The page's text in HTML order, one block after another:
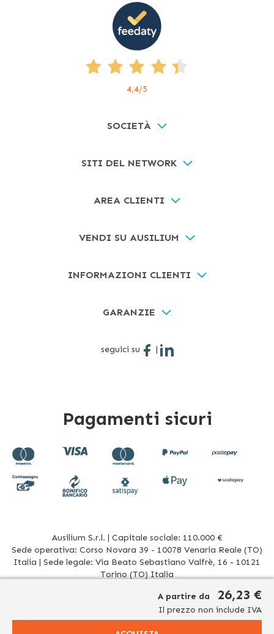
A partire da 26,23 €
Il prezzo non include IVA
4,4/5
SOCIETÀ
SITI DEL NETWORK
AREA CLIENTI
VENDI SU AUSILIUM
INFORMAZIONI CLIENTI
GARANZIE
seguici su |
Pagamenti sicuri
Ausilium S.r.l. | Capitale sociale: 110.000 €
Sede operativa: Corso Novara 39 - 10078 Venaria Reale (TO)
Italia | Sede legale: Via Beato Sebastiano Valfrè, 16 - 10121
Torino (TO) Italia
info@ausilium.it
Relativamente ai prodotti venduti da Ausilium S.r.l. ed aventi la seguente natura: